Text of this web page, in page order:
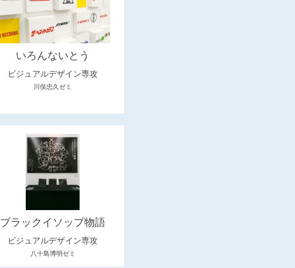
いろんないとう
ビジュアルデザイン専攻
川俣忠久ゼミ
ブラックイソップ物語
ビジュアルデザイン専攻
八十島博明ゼミ